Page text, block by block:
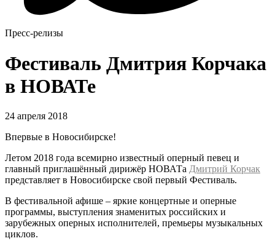
Пресс-релизы
Фестиваль Дмитрия Корчака
в НОВАТе
24 апреля 2018
Впервые в Новосибирске!
Летом 2018 года всемирно известный оперный певец и
главный приглашённый дирижёр НОВАТа Дмитрий Корчак
представляет в Новосибирске свой первый Фестиваль.
В фестивальной афише – яркие концертные и оперные
программы, выступления знаменитых российских и
зарубежных оперных исполнителей, премьеры музыкальных
циклов.